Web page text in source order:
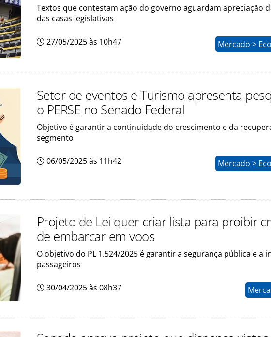
Textos que contestam ação do governo aguardam apreciação
das casas legislativas
27/05/2025 às 10h47 Mercado >
Setor de eventos e Turismo apresenta
o PERSE no Senado Federal
Objetivo é garantir a continuidade do crescimento e da
segmento
06/05/2025 às 11h42 Mercado >
Projeto de Lei quer criar lista para proibir
de embarcar em voos
O objetivo do PL 1.524/2025 é garantir a segurança pública e a
passageiros
30/04/2025 às 08h37